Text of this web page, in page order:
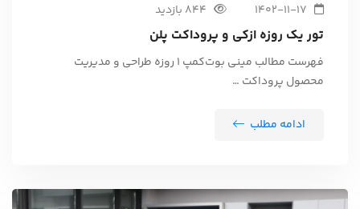
1402-11-17 844 بازدید
تور یک روزه ازکی و پروداکت پلن
فهرست مطالب مینی بوت‌کمپ 1 روزه طراحی و مدیریت
محصول پروداکت …
ادامه مطلب